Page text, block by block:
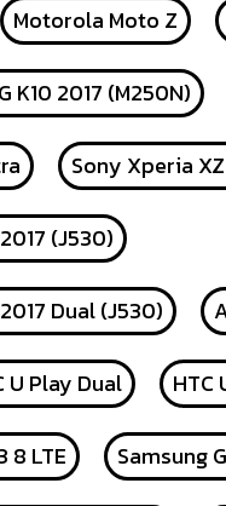
Motorola Moto Z
K10 2017 (M250N)
Sony Xperia
(J530)
Dual (J530)
U Play Dual HTC
8 LTE Samsung